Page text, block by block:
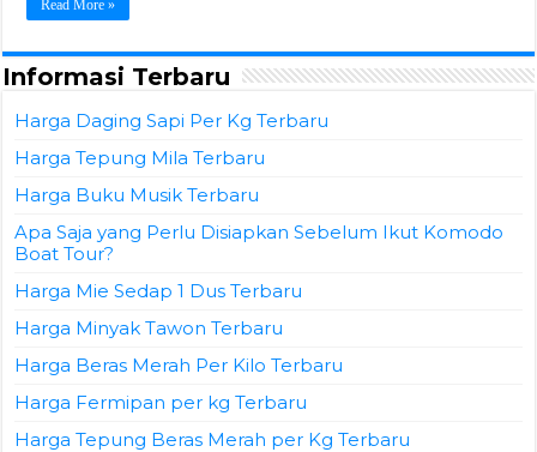
Read More »
Informasi Terbaru
Harga Daging Sapi Per Kg Terbaru
Harga Tepung Mila Terbaru
Harga Buku Musik Terbaru
Apa Saja yang Perlu Disiapkan Sebelum Ikut Komodo
Boat Tour?
Harga Mie Sedap 1 Dus Terbaru
Harga Minyak Tawon Terbaru
Harga Beras Merah Per Kilo Terbaru
Harga Fermipan per kg Terbaru
Harga Tepung Beras Merah per Kg Terbaru